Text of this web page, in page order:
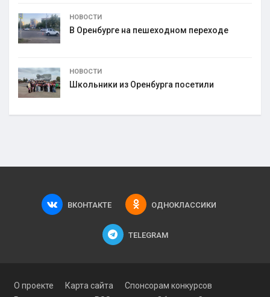
НОВОСТИ
В Оренбурге на пешеходном переходе
НОВОСТИ
Школьники из Оренбурга посетили
ВКОНТАКТЕ ОДНОКЛАССИКИ
TELEGRAM
О проекте Карта сайта
Спонсорам конкурсов